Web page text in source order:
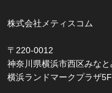
株式会社メティスコム
〒220-0012
神奈川県横浜市西区みなと
横浜ランドマークプラザ5F